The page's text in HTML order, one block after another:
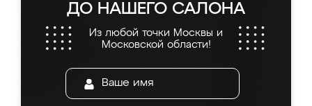
ДО НАШЕГО САЛОНА
Из любой точки Москвы и
Московской области!